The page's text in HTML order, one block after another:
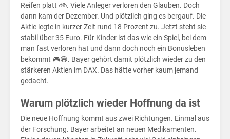
Reifen platt 🚲. Viele Anleger verloren den Glauben. Doch
dann kam der Dezember. Und plötzlich ging es bergauf. Die
Aktie legte in kurzer Zeit rund 18 Prozent zu. Jetzt steht sie
stabil über 35 Euro. Für Kinder ist das wie ein Spiel, bei dem
man fast verloren hat und dann doch noch ein Bonusleben
bekommt 🎮😄. Bayer gehört damit plötzlich wieder zu den
stärkeren Aktien im DAX. Das hätte vorher kaum jemand
gedacht.
Warum plötzlich wieder Hoffnung da ist
Die neue Hoffnung kommt aus zwei Richtungen. Einmal aus
der Forschung. Bayer arbeitet an neuen Medikamenten.